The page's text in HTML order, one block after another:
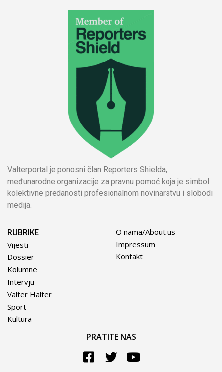
Valterportal je ponosni član Reporters Shielda,
međunarodne organizacije za pravnu pomoć koja je simbol
kolektivne predanosti profesionalnom novinarstvu i slobodi
medija.
RUBRIKE
Vijesti
Dossier
Kolumne
Intervju
Valter Halter
Sport
Kultura
O nama/About us
Impressum
Kontakt
PRATITE NAS